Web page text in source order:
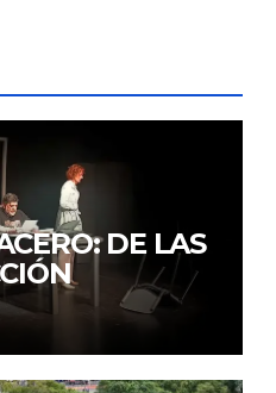
DE LAS